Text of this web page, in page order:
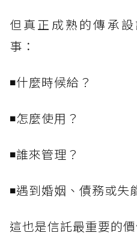
但真正成熟的傳承
事：
◾什麼時候給？
◾怎麼使用？
◾誰來管理？
◾遇到婚姻、債務或失
這也是信託最重要的價